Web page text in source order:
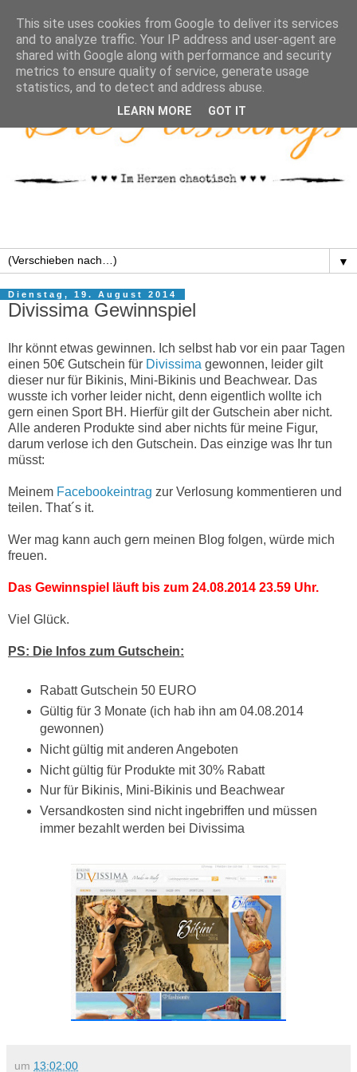
▼
Dienstag, 19. August 2014
Divissima Gewinnspiel
Ihr könnt etwas gewinnen. Ich selbst hab vor ein paar Tagen
einen 50€ Gutschein für Divissima gewonnen, leider gilt
dieser nur für Bikinis, Mini-Bikinis und Beachwear. Das
wusste ich vorher leider nicht, denn eigentlich wollte ich
gern einen Sport BH. Hierfür gilt der Gutschein aber nicht.
Alle anderen Produkte sind aber nichts für meine Figur,
darum verlose ich den Gutschein. Das einzige was Ihr tun
müsst:
Meinem Facebookeintrag zur Verlosung kommentieren und
teilen. That´s it.
Wer mag kann auch gern meinen Blog folgen, würde mich
freuen.
Das Gewinnspiel läuft bis zum 24.08.2014 23.59 Uhr.
Viel Glück.
PS: Die Infos zum Gutschein:
Rabatt Gutschein 50 EURO
Gültig für 3 Monate (ich hab ihn am 04.08.2014
gewonnen)
Nicht gültig mit anderen Angeboten
Nicht gültig für Produkte mit 30% Rabatt
Nur für Bikinis, Mini-Bikinis und Beachwear
Versandkosten sind nicht ingebriffen und müssen
immer bezahlt werden bei Divissima
um 13:02:00
This site uses cookies from Google to deliver its services
and to analyze traffic. Your IP address and user-agent are
shared with Google along with performance and security
metrics to ensure quality of service, generate usage
statistics, and to detect and address abuse.
LEARN MORE GOT IT